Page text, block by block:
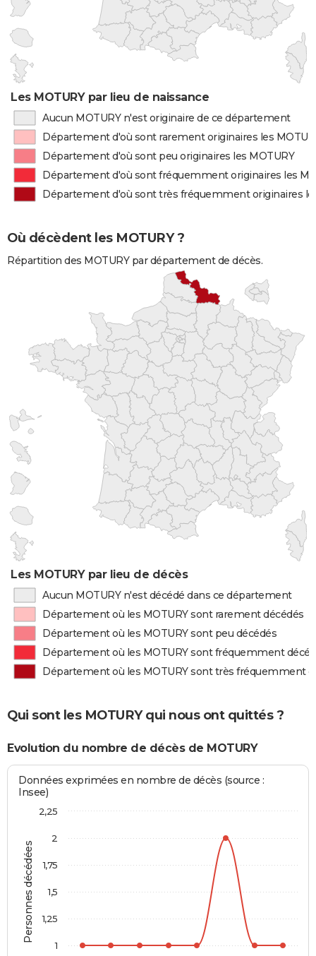
Les MOTURY par lieu de naissance
Aucun MOTURY n'est originaire de ce département
Département d'où sont rarement originaires les
Département d'où sont peu originaires les MOTURY
Département d'où sont fréquemment originaires les
Département d'où sont très fréquemment originaires
Où décèdent les MOTURY ?
Répartition des MOTURY par département de décès.
Les MOTURY par lieu de décès
Aucun MOTURY n'est décédé dans ce département
Département où les MOTURY sont rarement décédés
Département où les MOTURY sont peu décédés
Département où les MOTURY sont fréquemment
Département où les MOTURY sont très fréquemment
Qui sont les MOTURY qui nous ont quittés ?
Evolution du nombre de décès de MOTURY
Personnes décédées
Données exprimées en nombre de décès (source :
Insee)
1
1,25
1,5
1,75
2
2,25